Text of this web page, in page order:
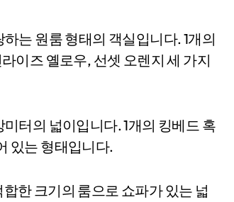
는 원룸 형태의 객실입니다. 1개의
이즈 옐로우, 선셋 오렌지 세 가지
터의 넓이입니다. 1개의 킹베드 혹
있는 형태입니다.
한 크기의 룸으로 쇼파가 있는 넓